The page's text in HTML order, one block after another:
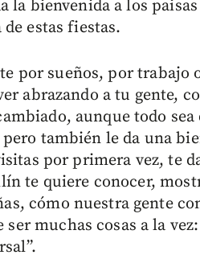
la bienvenida a los
estas fiestas.
por sueños, por
abrazando a tu gente,
aunque todo
pero también le da una
por primera vez, te
te quiere conocer,
cómo nuestra gente
muchas cosas a la